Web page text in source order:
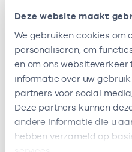
Deze website maakt
We gebruiken cookies om
personaliseren, om
en om ons websiteverkeer
informatie over uw
partners voor social
Deze partners kunnen
andere informatie die u
hebben verzameld op
Ik ben werkzaam bij de
Abc
Ik heb een
Naam Rol